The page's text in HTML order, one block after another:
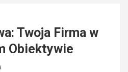
Twoja Firma w
Obiektywie